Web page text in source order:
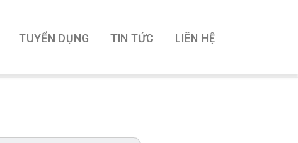
TUYỂN DỤNG TIN TỨC LIÊN HỆ